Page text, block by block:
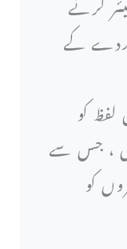
پردے کے
کو
، جس سے
کو